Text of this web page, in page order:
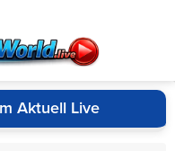
Aktuell Live